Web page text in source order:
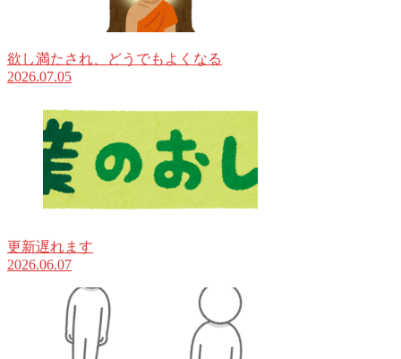
欲し満たされ、どうでもよくなる
2026.07.05
更新遅れます
2026.06.07